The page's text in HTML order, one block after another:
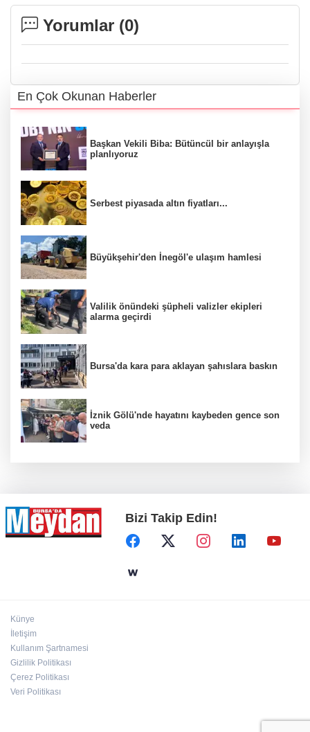
Yorumlar (0)
En Çok Okunan Haberler
Başkan Vekili Biba: Bütüncül bir anlayışla
planlıyoruz
Serbest piyasada altın fiyatları...
Büyükşehir'den İnegöl'e ulaşım hamlesi
Valilik önündeki şüpheli valizler ekipleri
alarma geçirdi
Bursa'da kara para aklayan şahıslara baskın
İznik Gölü'nde hayatını kaybeden gence son
veda
Bizi Takip Edin!
Künye
İletişim
Kullanım Şartnamesi
Gizlilik Politikası
Çerez Politikası
Veri Politikası